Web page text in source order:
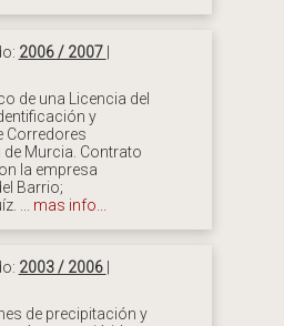
2006 / 2007
de una Licencia del
y
Corredores
Murcia. Contrato
la empresa
Barrio;
... mas info...
2003 / 2006
de precipitación y